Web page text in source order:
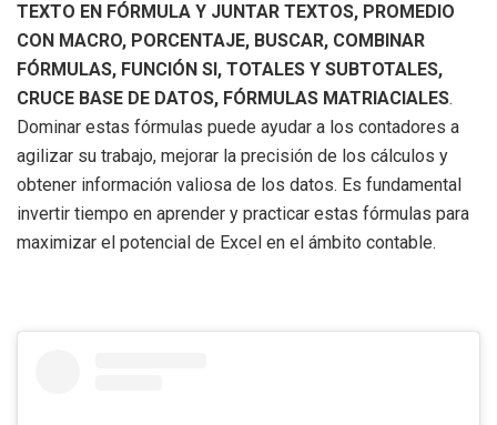
TEXTO EN FÓRMULA Y JUNTAR TEXTOS, PROMEDIO
CON MACRO, PORCENTAJE, BUSCAR, COMBINAR
FÓRMULAS, FUNCIÓN SI, TOTALES Y SUBTOTALES,
CRUCE BASE DE DATOS, FÓRMULAS MATRIACIALES.
Dominar estas fórmulas puede ayudar a los contadores a
agilizar su trabajo, mejorar la precisión de los cálculos y
obtener información valiosa de los datos. Es fundamental
invertir tiempo en aprender y practicar estas fórmulas para
maximizar el potencial de Excel en el ámbito contable.